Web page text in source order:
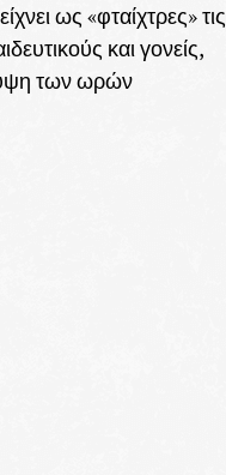
ως «φταίχτρες» τις
και γονείς,
των ωρών